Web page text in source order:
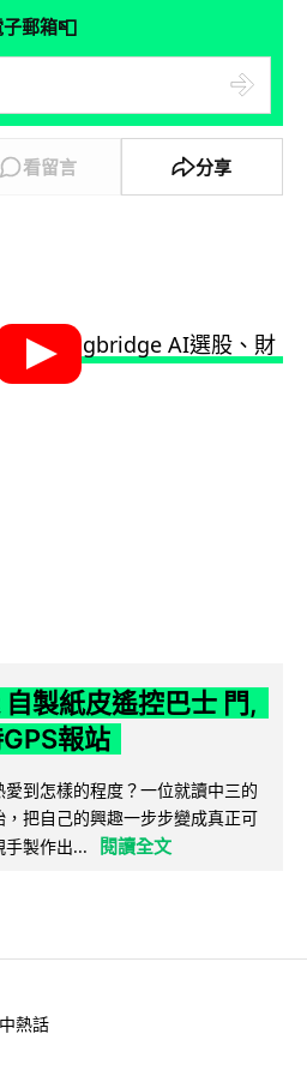
郵箱📮
看留言 分享
製紙皮遙控巴士 門,
報站
到怎樣的程度？一位就讀中三的
把自己的興趣一步步變成真正可
手製作出...
閱讀全文
熱話